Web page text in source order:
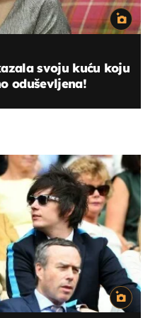
svoju kuću koju
oduševljena!